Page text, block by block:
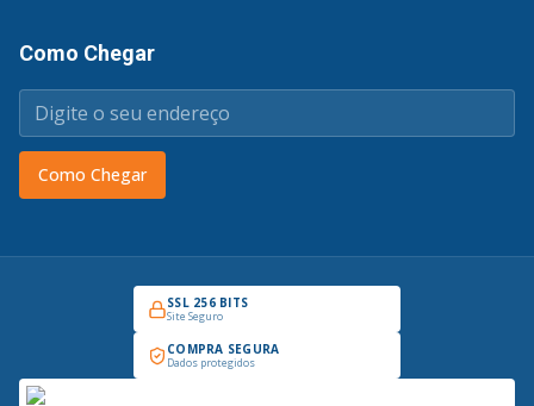
Como Chegar
Como Chegar
SSL 256 BITS
Site Seguro
COMPRA SEGURA
Dados protegidos